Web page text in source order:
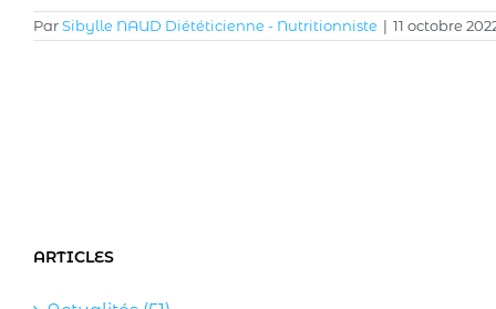
ParSibylle NAUD Diététicienne - Nutritionniste | 11 octobre
ARTICLES